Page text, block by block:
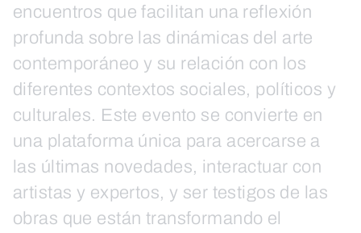
encuentros que facilitan una reflexión
profunda sobre las dinámicas del arte
contemporáneo y su relación con los
diferentes contextos sociales, políticos y
culturales. Este evento se convierte en
una plataforma única para acercarse a
las últimas novedades, interactuar con
artistas y expertos, y ser testigos de las
obras que están transformando el